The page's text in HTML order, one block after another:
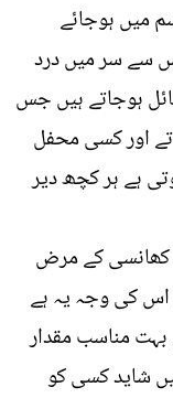
میں ہوجائے
سے سر میں درد
ہوجاتے ہیں جس
اور کسی محفل
ہے ہر کچھ دیر
کھانسی کے مرض
اس کی وجہ یہ ہے
مناسب مقدار
شاید کسی کو